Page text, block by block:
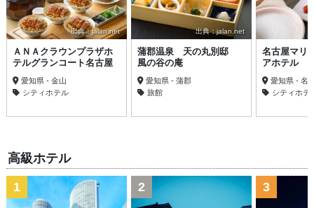
出典：jalan.net
ＡＮＡクラウンプラザホ
テルグランコート名古屋
愛知県 - 金山
シティホテル
出典：jalan.net
蒲郡温泉 天の丸別邸
風の谷の庵
愛知県 - 蒲郡
旅館
名古屋マリ
アホテル
愛知県 - 名
シティホテ
高級ホテル
1 2 3